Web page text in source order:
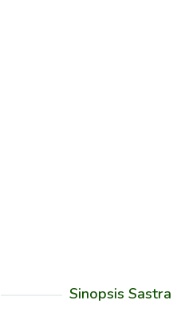
Sinopsis Sastra